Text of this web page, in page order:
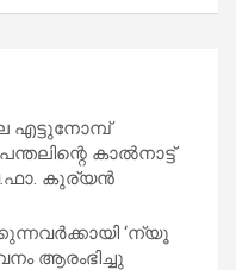
എട്ടുനോമ്പ്
കാൽനാട്ട്
കുര്യൻ
‘ന്യൂ
ആരംഭിച്ചു